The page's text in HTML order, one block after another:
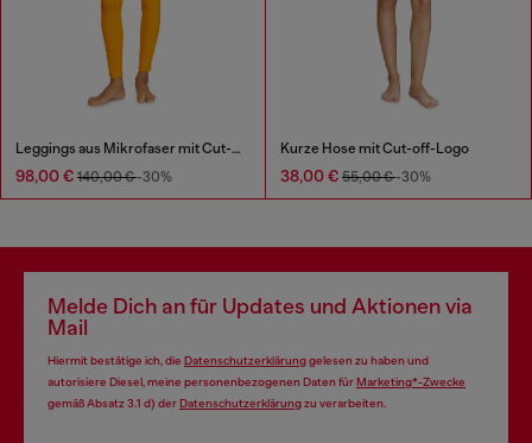
Leggings aus Mikrofaser mit Cut-off-Logo
98,00 € 140,00 €-30%
Kurze Hose mit Cut-off-Logo
38,00 € 55,00 €-30%
Melde Dich an für Updates und Aktionen via
Mail
Hiermit bestätige ich, die Datenschutzerklärunggelesen zu haben und
autorisiere Diesel, meine personenbezogenen Daten fürMarketing*-Zwecke
gemäß Absatz 3.1 d) derDatenschutzerklärungzu verarbeiten.